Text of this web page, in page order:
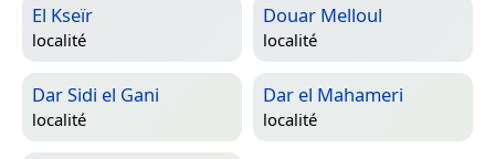
El Kseïr
localité
Douar Melloul
localité
Dar Sidi el Gani
localité
Dar el Mahameri
localité